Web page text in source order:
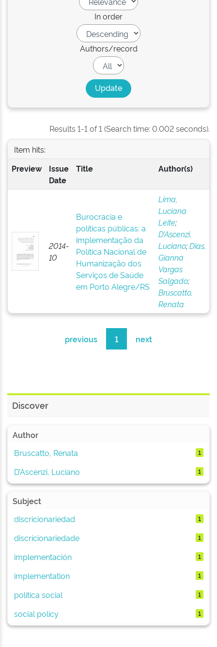
In order
Authors/record
Results 1-1 of 1 (Search time: 0.002 seconds).
Item hits:
Preview
Issue
Date
Title Author(s)
2014-
10
Burocracia e
políticas públicas: a
implementação da
Política Nacional de
Humanização dos
Serviços de Saúde
em Porto Alegre/RS
Lima,
Luciana
Leite;
D’Ascenzi,
Luciano;Dias,
Gianna
Vargas
Salgado;
Bruscatto,
Renata
previous 1 next
Discover
Author
Bruscatto, Renata
1
D’Ascenzi, Luciano 1
Subject
discricionariedad
1
discricionariedade 1
implementación 1
implementation 1
política social 1
social policy 1